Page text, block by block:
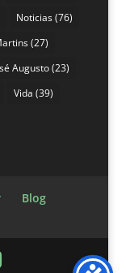
Noticias(76)
(27)
Augusto(23)
Vida (39)
Blog